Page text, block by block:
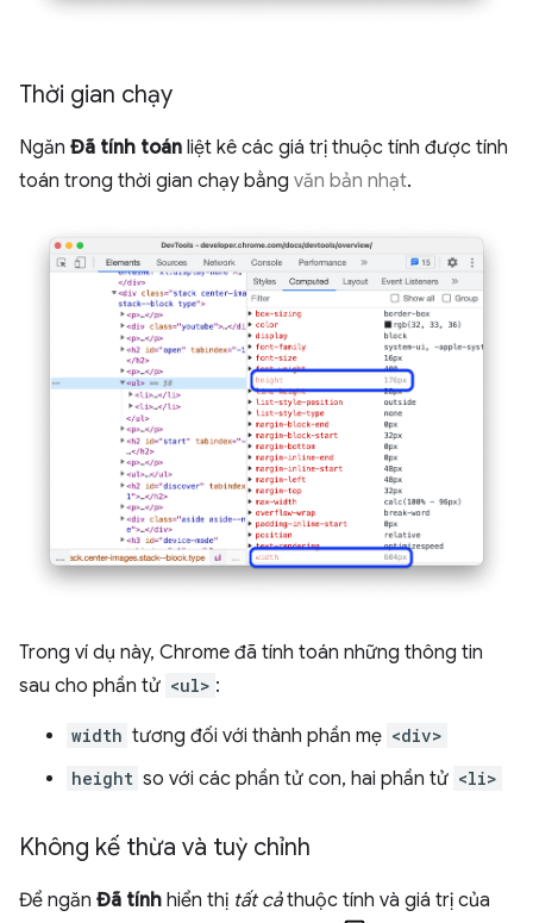
Thời gian chạy
Ngăn Đã tính toán liệt kê các giá trị thuộc tính được tính
toán trong thời gian chạy bằng văn bản nhạt.
Trong ví dụ này, Chrome đã tính toán những thông tin
sau cho phần tử <ul> :
width tương đối với thành phần mẹ <div>
height so với các phần tử con, hai phần tử <li>
Không kế thừa và tuỳ chỉnh
Để ngăn Đã tính hiển thị tất cảthuộc tính và giá trị của